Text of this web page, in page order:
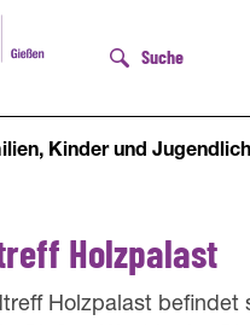
Suche
Kinder und
Holzpalast
Holzpalast befindet